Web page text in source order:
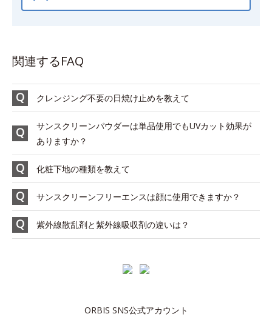
関連するFAQ
クレンジング不要の日焼け止めを教えて
サンスクリーンパウダーは単品使用でもUVカット効果が
ありますか？
化粧下地の種類を教えて
サンスクリーンフリーエンスは顔に使用できますか？
紫外線散乱剤と紫外線吸収剤の違いは？
ORBIS SNS公式アカウント